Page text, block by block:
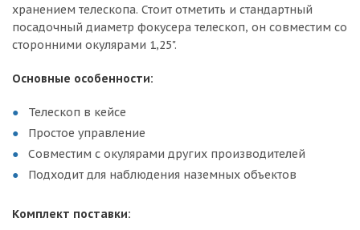
хранением телескопа. Стоит отметить и стандартный
посадочный диаметр фокусера телескоп, он совместим со
сторонними окулярами 1,25".
Основные особенности:
Телескоп в кейсе
Простое управление
Совместим с окулярами других производителей
Подходит для наблюдения наземных объектов
Комплект поставки: